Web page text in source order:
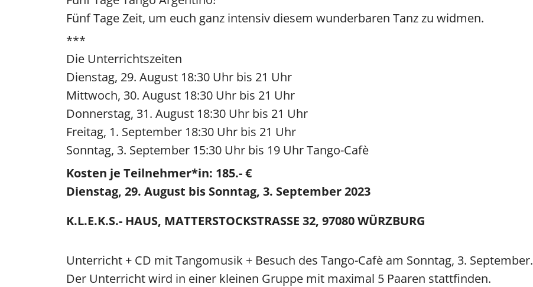
Fünf Tage Zeit, um euch ganz intensiv diesem wunderbaren Tanz zu widmen.
***
Die Unterrichtszeiten
Dienstag, 29. August 18:30 Uhr bis 21 Uhr
Mittwoch, 30. August 18:30 Uhr bis 21 Uhr
Donnerstag, 31. August 18:30 Uhr bis 21 Uhr
Freitag, 1. September 18:30 Uhr bis 21 Uhr
Sonntag, 3. September 15:30 Uhr bis 19 Uhr Tango-Cafè
Kosten je Teilnehmer*in: 185.- €
Dienstag, 29. August bis Sonntag, 3. September 2023
K.L.E.K.S.- HAUS, MATTERSTOCKSTRASSE 32, 97080 WÜRZBURG
Unterricht + CD mit Tangomusik + Besuch des Tango-Cafè am Sonntag, 3. September.
Der Unterricht wird in einer kleinen Gruppe mit maximal 5 Paaren stattfinden.